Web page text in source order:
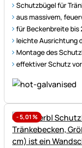
Schutzbügel für
aus massivem,
für Beckenbreite bis
leichte Ausrichtung
Montage des
effektiver Schutz
-5,01%